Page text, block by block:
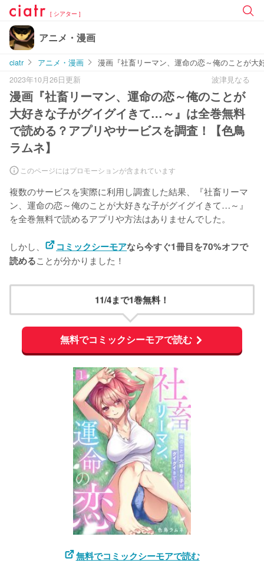
[ シアター ]
アニメ・漫画
ciatr アニメ・漫画
漫画『社畜リーマン、運命の恋～俺のことが
2023年10月26日更新
波津見なる
漫画『社畜リーマン、運命の恋～俺のことが
大好きな子がグイグイきて…～』は全巻無料
で読める？アプリやサービスを調査！【色鳥
ラムネ】
このページにはプロモーションが含まれています
複数のサービスを実際に利用し調査した結果、『社畜リーマ
ン、運命の恋～俺のことが大好きな子がグイグイきて…～』
を全巻無料で読めるアプリや方法はありませんでした。
しかし、 コミックシーモアなら今すぐ1冊目を70%オフで
読めることが分かりました！
11/4まで1巻無料！
無料でコミックシーモアで読む
無料でコミックシーモアで読む